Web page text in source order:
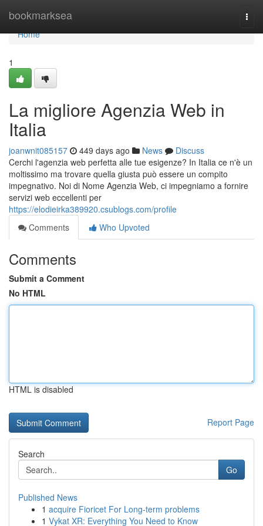
bookmarksea
Home
Home
1
La migliore Agenzia Web in
Italia
joanwnit085157 449 days ago News
Discuss
Cerchi l'agenzia web perfetta alle tue esigenze? In Italia ce n'è un
moltissimo ma trovare quella giusta può essere un compito
impegnativo. Noi di Nome Agenzia Web, ci impegniamo a fornire
servizi web eccellenti per
https://elodieirka389920.csublogs.com/profile
Comments
Who Upvoted
Comments
Submit a Comment
No HTML
HTML is disabled
Report Page
Search
Go
Published News
1 acquire Fioricet For Long-term problems
1 Vykat XR: Everything You Need to Know